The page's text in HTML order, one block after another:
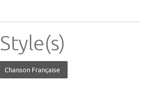
Style(s)
Chanson Française